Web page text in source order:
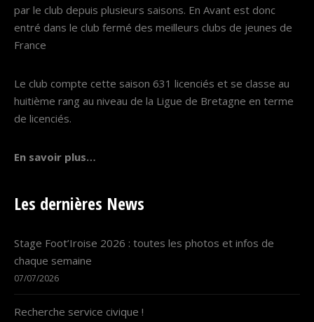
par le club depuis plusieurs saisons. En Avant est donc
entré dans le club fermé des meilleurs clubs de jeunes de
France
Le club compte cette saison 631 licenciés et se classe au
huitième rang au niveau de la Ligue de Bretagne en terme
de licenciés.
En savoir plus…
Les dernières News
Stage Foot’Iroise 2026 : toutes les photos et infos de
chaque semaine
07/07/2026
Recherche service civique !